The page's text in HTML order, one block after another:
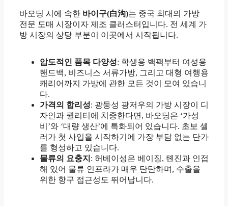
바오딩 시에 속한 바이구(白沟)는 중국 최대의 가방
전문 도매 시장이자 제조 클러스터입니다. 전 세계 가
방 시장의 상당 부분이 이곳에서 시작됩니다.
압도적인 품목 다양성: 학생용 백팩부터 여성용
핸드백, 비즈니스 서류가방, 그리고 대형 여행용
캐리어까지 가방에 관한 모든 것이 모여 있습니
다.
가격의 합리성: 광둥성 광저우의 가방 시장이 디
자인과 퀄리티에 치중한다면, 바오딩은 ‘가성
비’와 ‘대량 생산’에 특화되어 있습니다. 초보 셀
러가 첫 사입을 시작하기에 가장 부담 없는 단가
를 형성하고 있습니다.
물류의 요충지 : 허베이성은 베이징, 톈진과 인접
해 있어 물류 인프라가 매우 탄탄하며, 수출을
위한 항구 접근성도 뛰어납니다.